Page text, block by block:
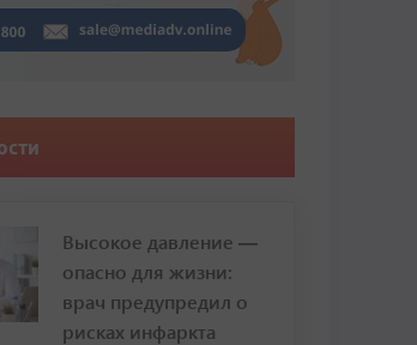
Высокое давление —
опасно для жизни:
врач предупредил о
рисках инфаркта